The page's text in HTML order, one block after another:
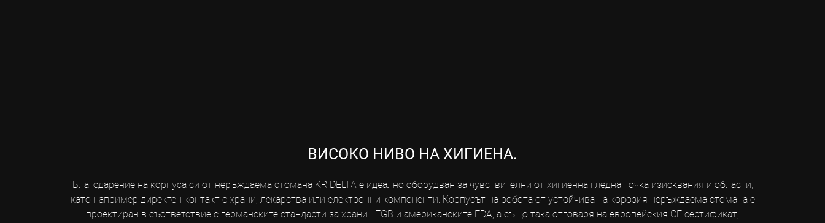
ВИСОКО НИВО НА ХИГИЕНА.
Благодарение на корпуса си от неръждаема стомана KR DELTA е идеално оборудван за чувствителни от хигиенна гледна точка изисквания и области,
като например директен контакт с храни, лекарства или електронни компоненти. Корпусът на робота от устойчива на корозия неръждаема стомана е
проектиран в съответствие с германските стандарти за храни LFGB и американските FDA, а също така отговаря на европейския CE сертификат,